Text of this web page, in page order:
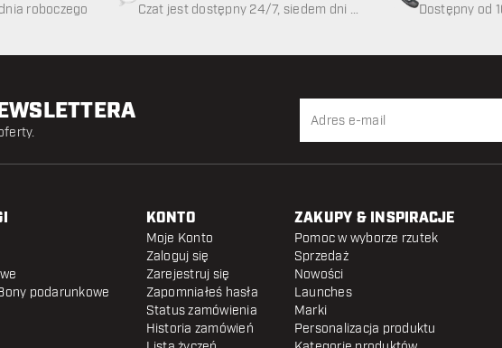
roboczego
Czat jest dostępny 24/7, siedem dni w
89
Dostępny od
podarunkowe
KONTO
Moje Konto
Zaloguj się
Zarejestruj się
Zapomniałeś hasła
Status zamówienia
Historia zamówień
ZAKUPY & INSPIRACJE
Pomoc w wyborze rzutek
Sprzedaż
Nowości
Launches
Marki
Personalizacja produktu